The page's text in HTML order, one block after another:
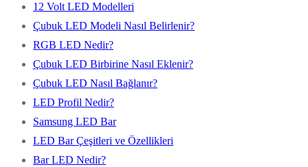
12 Volt LED Modelleri
Çubuk LED Modeli Nasıl Belirlenir?
RGB LED Nedir?
Çubuk LED Birbirine Nasıl Eklenir?
Çubuk LED Nasıl Bağlanır?
LED Profil Nedir?
Samsung LED Bar
LED Bar Çeşitleri ve Özellikleri
Bar LED Nedir?